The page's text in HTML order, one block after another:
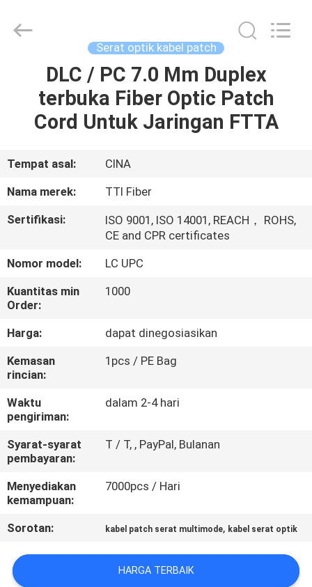
RUMAH
PRODUK
TENTANG
KAMI
TUR
PABRIK
KONTROL
KUALITAS
HUBUNGI
PERMINTAAN
PENAWARAN
SITEMAP
PRIVACY
POLICY
Tech.
Serat optik kabel patch
DLC / PC 7.0 Mm Duplex
terbuka Fiber Optic Patch
Cord Untuk Jaringan FTTA
Tempat asal:
CINA
Nama merek:
TTI Fiber
Sertifikasi:
ISO 9001, ISO 14001, REACH， ROHS,
CE and CPR certificates
Nomor model:
LC UPC
Kuantitas min
Order:
1000
Harga:
dapat dinegosiasikan
Kemasan
rincian:
1pcs / PE Bag
Waktu
pengiriman:
dalam 2-4 hari
Syarat-syarat
pembayaran:
T / T, , PayPal, Bulanan
Menyediakan
kemampuan:
7000pcs / Hari
Sorotan: kabel patch serat multimode, kabel serat optik
HARGA TERBAIK